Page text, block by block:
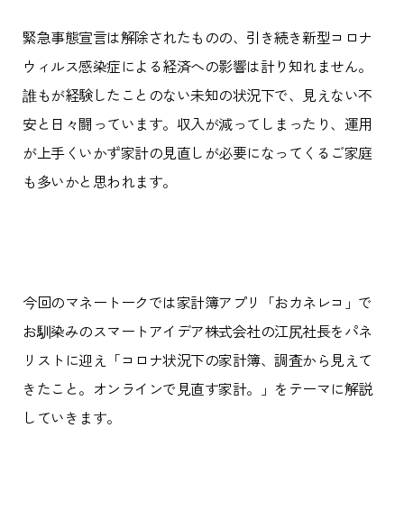
緊急事態宣言は解除されたものの、引き続き新型コロナ
ウィルス感染症による経済への影響は計り知れません。
誰もが経験したことのない未知の状況下で、見えない不
安と日々闘っています。収入が減ってしまったり、運用
が上手くいかず家計の見直しが必要になってくるご家庭
も多いかと思われます。
今回のマネートークでは家計簿アプリ「おカネレコ」で
お馴染みのスマートアイデア株式会社の江尻社長をパネ
リストに迎え「コロナ状況下の家計簿、調査から見えて
きたこと。オンラインで見直す家計。」をテーマに解説
していきます。